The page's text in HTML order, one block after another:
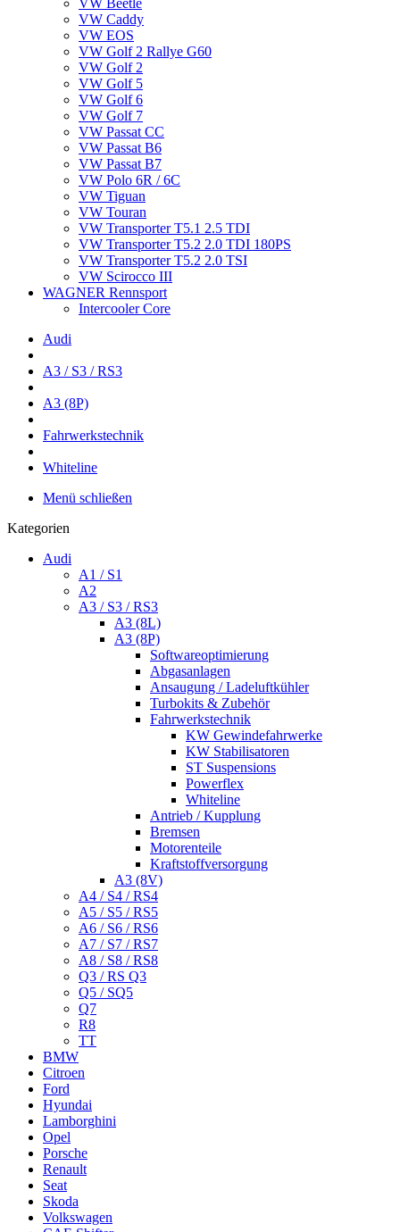
VW Beetle
VW Caddy
VW EOS
VW Golf 2 Rallye G60
VW Golf 2
VW Golf 5
VW Golf 6
VW Golf 7
VW Passat CC
VW Passat B6
VW Passat B7
VW Polo 6R / 6C
VW Tiguan
VW Touran
VW Transporter T5.1 2.5 TDI
VW Transporter T5.2 2.0 TDI 180PS
VW Transporter T5.2 2.0 TSI
VW Scirocco III
WAGNER Rennsport
Intercooler Core
Audi
A3 / S3 / RS3
A3 (8P)
Fahrwerkstechnik
Whiteline
Menü schließen
Kategorien
Audi
A1 / S1
A2
A3 / S3 / RS3
A3 (8L)
A3 (8P)
Softwareoptimierung
Abgasanlagen
Ansaugung / Ladeluftkühler
Turbokits & Zubehör
Fahrwerkstechnik
KW Gewindefahrwerke
KW Stabilisatoren
ST Suspensions
Powerflex
Whiteline
Antrieb / Kupplung
Bremsen
Motorenteile
Kraftstoffversorgung
A3 (8V)
A4 / S4 / RS4
A5 / S5 / RS5
A6 / S6 / RS6
A7 / S7 / RS7
A8 / S8 / RS8
Q3 / RS Q3
Q5 / SQ5
Q7
R8
TT
BMW
Citroen
Ford
Hyundai
Lamborghini
Opel
Porsche
Renault
Seat
Skoda
Volkswagen